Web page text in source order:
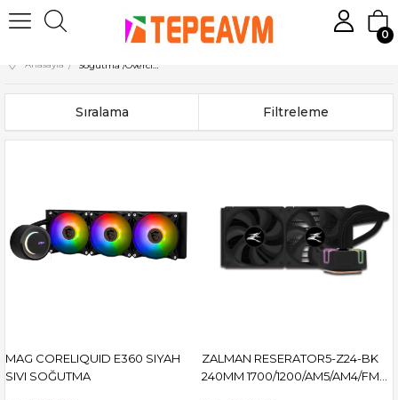
0
Anasayfa
Filtreleme
Sıralama
MAG CORELIQUID E360 SIYAH
SIVI SOĞUTMA
ZALMAN RESERATOR5-Z24-BK
240MM 1700/1200/AM5/AM4/FM2+